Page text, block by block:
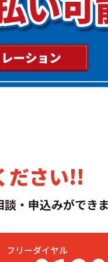
ださい!!
談・申込みができ